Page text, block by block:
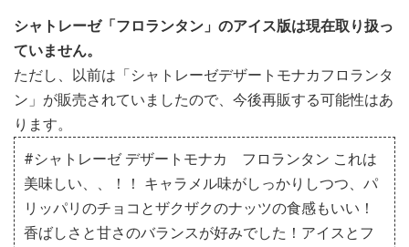
シャトレーゼ「フロランタン」のアイス版は現在取り扱っ
ていません。
ただし、以前は「シャトレーゼデザートモナカフロランタ
ン」が販売されていましたので、今後再販する可能性はあ
ります。
#シャトレーゼ デザートモナカ フロランタン これは
美味しい、、！！ キャラメル味がしっかりしつつ、パ
リッパリのチョコとザクザクのナッツの食感もいい！
香ばしさと甘さのバランスが好みでした！アイスとフ